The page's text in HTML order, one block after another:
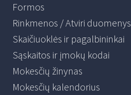
Formos
Rinkmenos / Atviri duomenys
Skaičiuoklės ir pagalbininkai
Sąskaitos ir įmokų kodai
Mokesčių žinynas
Mokesčių kalendorius